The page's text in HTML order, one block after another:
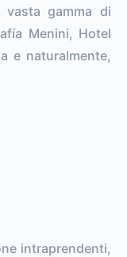
gamma di
Menini, Hotel
e naturalmente,
intraprendenti,